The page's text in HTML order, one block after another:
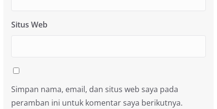
Situs Web
Simpan nama, email, dan situs web saya pada
peramban ini untuk komentar saya berikutnya.